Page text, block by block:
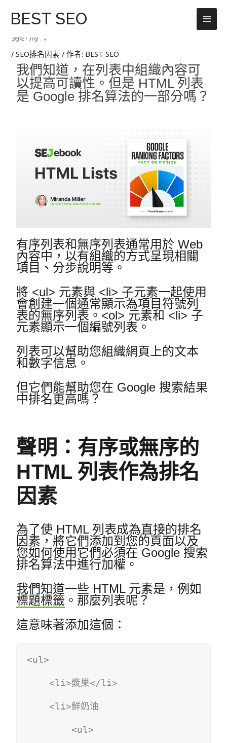
BEST SEO
主
要
40.HTML 列表是 Google 排名因
素嗎？
/SEO排名因素 / 作者: BEST SEO
我們知道，在列表中組織內容可
以提高可讀性。但是 HTML 列表
是 Google 排名算法的一部分嗎？
有序列表和無序列表通常用於 Web
內容中，以有組織的方式呈現相關
項目、分步說明等。
將 <ul> 元素與 <li> 子元素一起使用
會創建一個通常顯示為項目符號列
表的無序列表。 <ol> 元素和 <li> 子
元素顯示一個編號列表。
列表可以幫助您組織網頁上的文本
和數字信息。
但它們能幫助您在 Google 搜索結果
中排名更高嗎？
聲明：有序或無序的
HTML 列表作為排名
因素
為了使 HTML 列表成為直接的排名
因素，將它們添加到您的頁面以及
您如何使用它們必須在 Google 搜索
排名算法中進行加權。
我們知道一些 HTML 元素是，例如
標題標籤 。 那麼列表呢？
這意味著添加這個：
<ul>
<li>漿果</li>
<li>鮮奶油
<ul>